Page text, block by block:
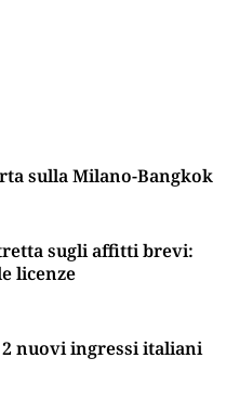
sulla Milano-Bangkok
sugli affitti brevi:
licenze
nuovi ingressi italiani